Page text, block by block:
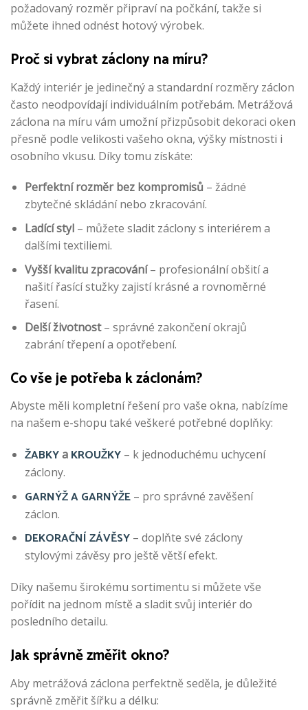
požadovaný rozměr připraví na počkání, takže si
můžete ihned odnést hotový výrobek.
Proč si vybrat záclony na míru?
Každý interiér je jedinečný a standardní rozměry záclon
často neodpovídají individuálním potřebám. Metrážová
záclona na míru vám umožní přizpůsobit dekoraci oken
přesně podle velikosti vašeho okna, výšky místnosti i
osobního vkusu. Díky tomu získáte:
Perfektní rozměr bez kompromisů – žádné
zbytečné skládání nebo zkracování.
Ladící styl– můžete sladit záclony s interiérem a
dalšími textiliemi.
Vyšší kvalitu zpracování– profesionální obšití a
našití řasící stužky zajistí krásné a rovnoměrné
řasení.
Delší životnost– správné zakončení okrajů
zabrání třepení a opotřebení.
Co vše je potřeba k záclonám?
Abyste měli kompletní řešení pro vaše okna, nabízíme
na našem e-shopu také veškeré potřebné doplňky:
ŽABKYa KROUŽKY– k jednoduchému uchycení
záclony.
GARNÝŽ A GARNÝŽE – pro správné zavěšení
záclon.
DEKORAČNÍ ZÁVĚSY– doplňte své záclony
stylovými závěsy pro ještě větší efekt.
Díky našemu širokému sortimentu si můžete vše
pořídit na jednom místě a sladit svůj interiér do
posledního detailu.
Jak správně změřit okno?
Aby metrážová záclona perfektně seděla, je důležité
správně změřit šířku a délku: